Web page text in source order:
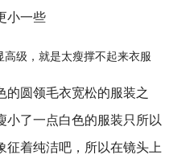
小一些
的圆领毛衣宽松的服装之
小了一点白色的服装只所以
征着纯洁吧，所以在镜头上